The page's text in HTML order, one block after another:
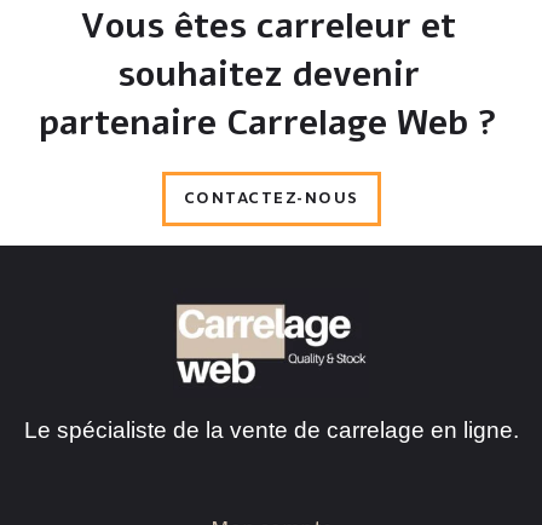
Vous êtes carreleur et
souhaitez devenir
partenaire Carrelage Web ?
CONTACTEZ-NOUS
Le spécialiste de la vente de carrelage en ligne.